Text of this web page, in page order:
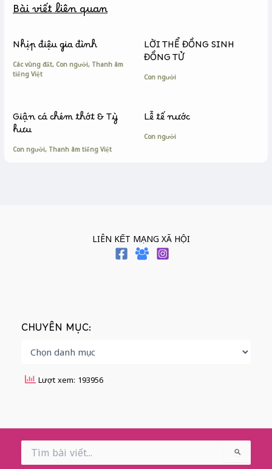
o
k
n
e
i
k
Bài viết liên quan
Nhịp điệu gia đình
Các vùng đất, Con người, Thanh âm
tiếng Việt
LỜI THỂ ĐỒNG SINH
ĐỒNG TỬ
Con người
Giận cá chém thớt & Tỳ
hưu
Con người, Thanh âm tiếng Việt
Lễ tế nước
Con người
LIÊN KẾT MẠNG XÃ HỘI
CHUYÊN MỤC:
Lượt xem: 193956
Search
for: